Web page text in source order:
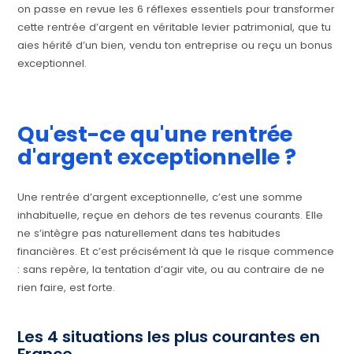
on passe en revue les 6 réflexes essentiels pour transformer
cette rentrée d’argent en véritable levier patrimonial, que tu
aies hérité d’un bien, vendu ton entreprise ou reçu un bonus
exceptionnel.
Qu'est-ce qu'une rentrée
d'argent exceptionnelle ?
Une rentrée d’argent exceptionnelle, c’est une somme
inhabituelle, reçue en dehors de tes revenus courants. Elle
ne s’intègre pas naturellement dans tes habitudes
financières. Et c’est précisément là que le risque commence
: sans repère, la tentation d’agir vite, ou au contraire de ne
rien faire, est forte.
Les 4 situations les plus courantes en